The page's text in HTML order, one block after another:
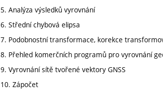
5. Analýza výsledků vyrovnání
6. Střední chybová elipsa
7. Podobnostní transformace, korekce
8. Přehled komerčních programů pro vyrovnání
9. Vyrovnání sítě tvořené vektory GNSS
10. Zápočet